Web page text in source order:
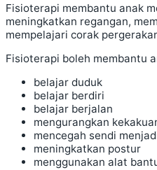
Fisioterapi membantu anak
meningkatkan regangan,
mempelajari corak
Fisioterapi boleh membantu
belajar duduk
belajar berdiri
belajar berjalan
mengurangkan
mencegah sendi
meningkatkan postur
menggunakan alat